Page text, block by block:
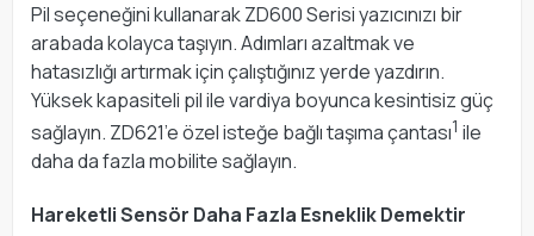
Pil seçeneğini kullanarak ZD600 Serisi yazıcınızı bir
arabada kolayca taşıyın. Adımları azaltmak ve
hatasızlığı artırmak için çalıştığınız yerde yazdırın.
Yüksek kapasiteli pil ile vardiya boyunca kesintisiz güç
sağlayın. ZD621’e özel isteğe bağlı taşıma çantası1 ile
daha da fazla mobilite sağlayın.
Hareketli Sensör Daha Fazla Esneklik Demektir